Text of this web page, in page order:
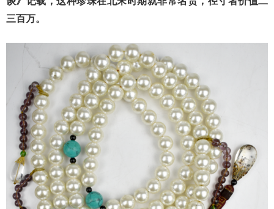
三百万。